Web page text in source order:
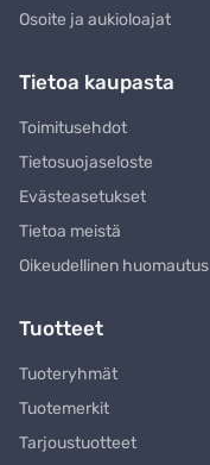
Osoite ja aukioloajat
Tietoa kaupasta
Toimitusehdot
Tietosuojaseloste
Evästeasetukset
Tietoa meistä
Oikeudellinen huomautus
Tuotteet
Tuoteryhmät
Tuotemerkit
Tarjoustuotteet